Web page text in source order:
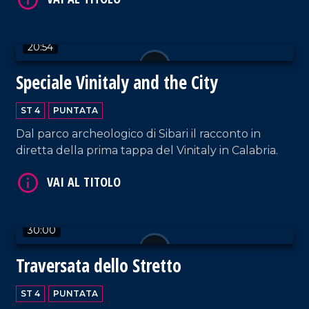
20:54
Speciale Vinitaly and the City
ST 4 PUNTATA
Dal parco archeologico di Sibari il racconto in
diretta della prima tappa del Vinitaly in Calabria.
30:00
Traversata dello Stretto
ST 4 PUNTATA